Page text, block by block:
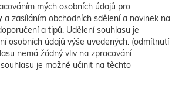
mých osobních údajů pro
a zasíláním obchodních sdělení a novinek na
a tipů. Udělení souhlasu je
osobních údajů výše uvedených. (odmítnutí
nemá žádný vliv na zpracování
je možné učinit na těchto